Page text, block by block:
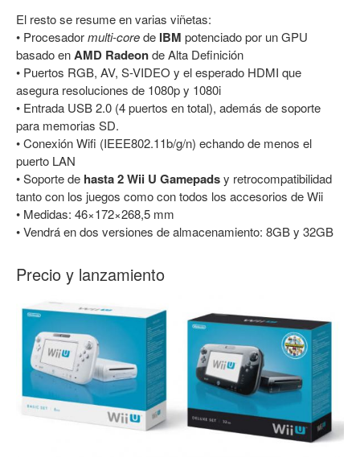
El resto se resume en varias viñetas:
• Procesadormulti-corede IBM potenciado por un GPU
basado enAMD Radeonde Alta Definición
• Puertos RGB, AV, S-VIDEO y el esperado HDMI que
asegura resoluciones de 1080p y 1080i
• Entrada USB 2.0 (4 puertos en total), además de soporte
para memorias SD.
• Conexión Wifi (IEEE802.11b/g/n) echando de menos el
puerto LAN
• Soporte de hasta 2 Wii U Gamepadsy retrocompatibilidad
tanto con los juegos como con todos los accesorios de Wii
• Medidas: 46×172×268,5 mm
• Vendrá en dos versiones de almacenamiento: 8GB y 32GB
Precio y lanzamiento